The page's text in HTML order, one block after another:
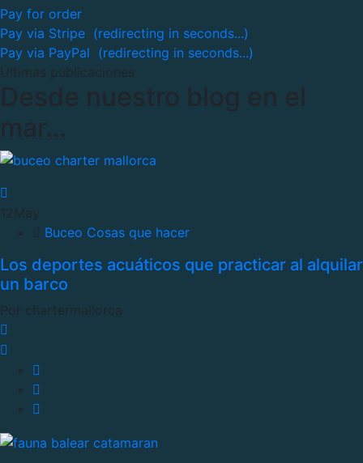
Pay for order
Pay via Stripe (redirecting in seconds...)
Pay via PayPal (redirecting in seconds...)
Últimas publicaciones
Desde nuestro blog en el
mar…
12 May
Buceo Cosas que hacer
Los deportes acuáticos que practicar al alquilar
un barco
Por chartermallorca